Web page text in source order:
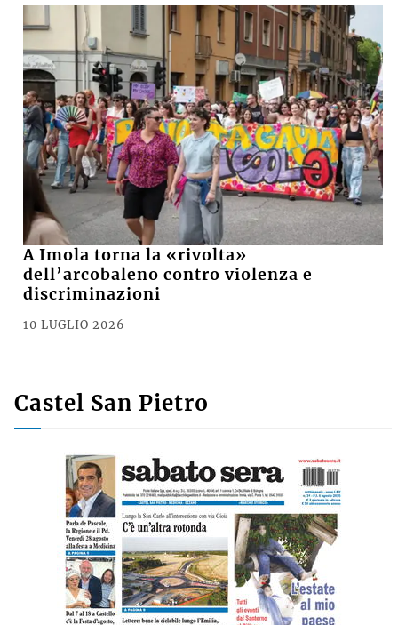
A Imola torna la «rivolta»
dell’arcobaleno contro violenza e
discriminazioni
10 LUGLIO 2026
Castel San Pietro